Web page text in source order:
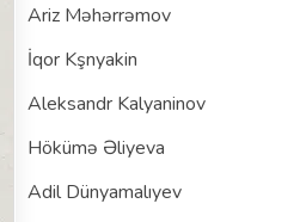
Ariz Məhərrəmov
İqor Kşnyakin
Aleksandr Kalyaninov
Hökümə Əliyeva
Adil Dünyamalıyev